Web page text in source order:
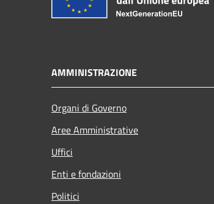
AMMINISTRAZIONE
Organi di Governo
Aree Amministrative
Uffici
Enti e fondazioni
Politici